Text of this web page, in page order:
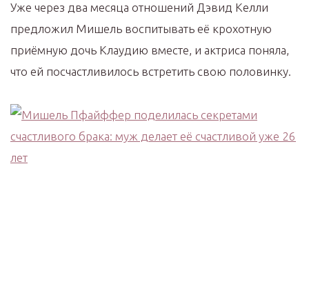
Уже через два месяца отношений Дэвид Келли
предложил Мишель воспитывать её крохотную
приёмную дочь Клаудию вместе, и актриса поняла,
что ей посчастливилось встретить свою половинку.